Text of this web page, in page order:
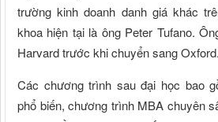
trường kinh doanh danh giá khác
khoa hiện tại là ông Peter Tufano.
Harvard trước khi chuyển sang Oxford.
Các chương trình sau đại học bao
phổ biến, chương trình MBA chuyên